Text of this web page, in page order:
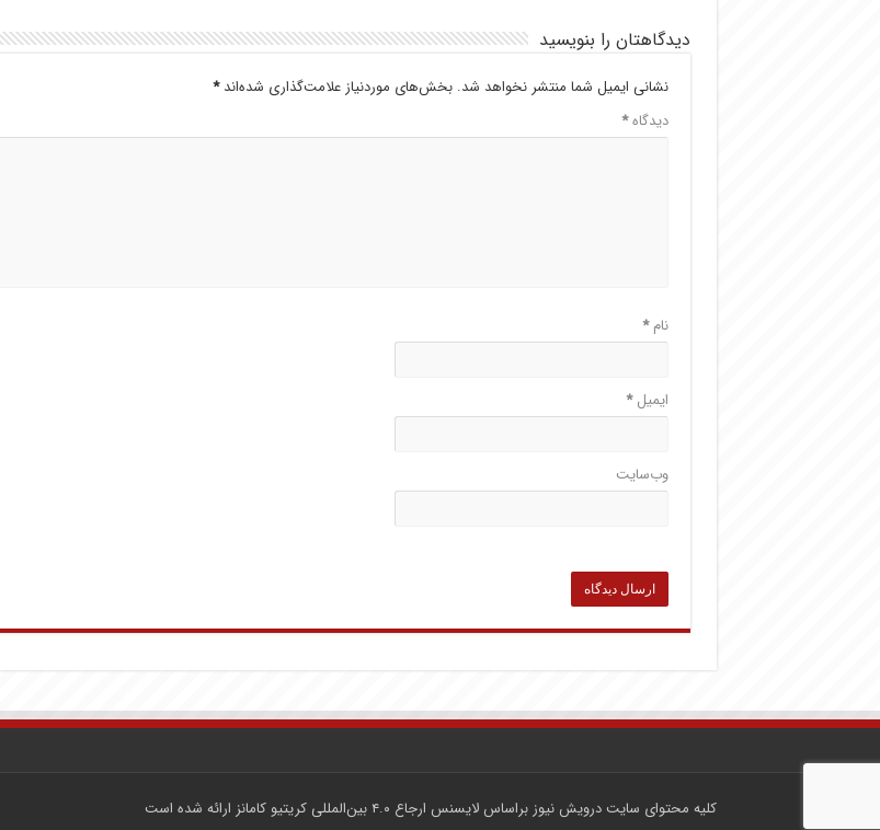
دیدگاهتان را بنویسید
نشانی ایمیل شما منتشر نخواهد شد. بخش‌های موردنیاز علامت‌گذاری شده‌اند*
دیدگاه*
نام*
ایمیل*
وب‌سایت
کلیه محتوای سایتدرویش نیوز براساس لایسنس ارجاع ۴.۰ بین‌المللی کریتیو کامانز ارائه شده است